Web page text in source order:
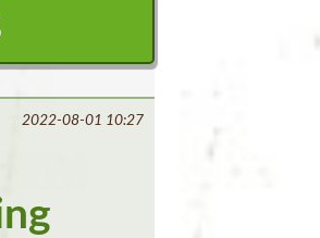
2022-08-01 10:27